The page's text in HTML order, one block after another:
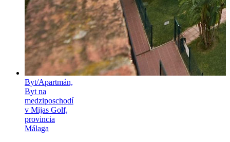
Byt/Apartmán,
Byt na
medziposchodí
v Mijas Golf,
provincia
Málaga